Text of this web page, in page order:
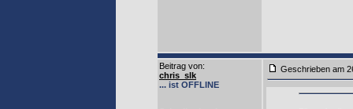
Beitrag von:
chris_slk
... ist OFFLINE
Geschrieben am